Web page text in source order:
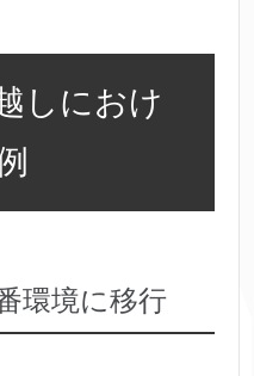
しにおけ
環境に移行